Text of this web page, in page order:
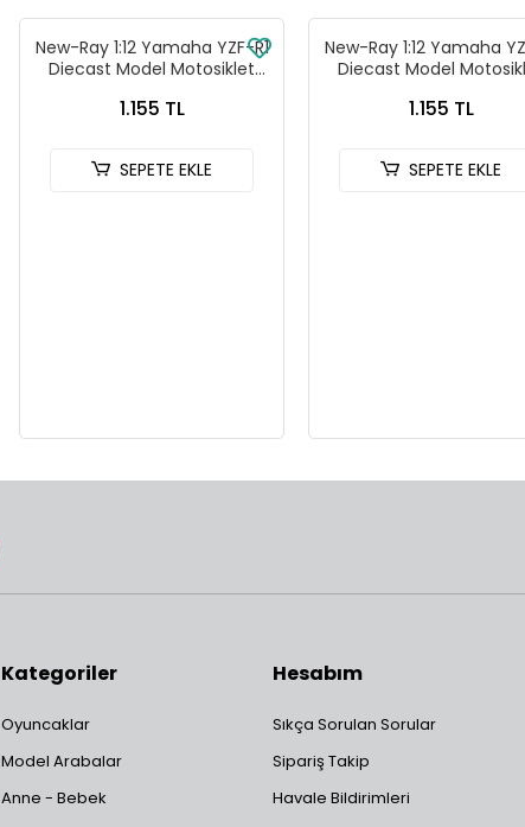
New-Ray 1:12 Yamaha YZF-R1
Diecast Model Motosiklet
1.155 TL
SEPETE EKLE
New-Ray 1:12 Yamaha
Diecast Model
1.155 TL
SEPETE EKLE
Kategoriler
Oyuncaklar
Model Arabalar
Anne - Bebek
Hesabım
Sıkça Sorulan Sorular
Sipariş Takip
Havale Bildirimleri